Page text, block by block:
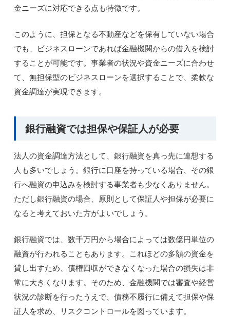
金ニーズに対応できる点も特徴です。
このように、担保となる不動産などを保有していない場合
でも、ビジネスローンであれば金融機関からの借入を検討
することが可能です。事業者の状況や資金ニーズに合わせ
て、無担保型のビジネスローンを選択することで、柔軟な
資金調達が実現できます。
銀行融資では担保や保証人が必要
法人の資金調達方法として、銀行融資を真っ先に連想する
人も多いでしょう。銀行に口座を持っている場合、その銀
行へ融資の申込みを検討する事業者も少なくありません。
ただし銀行融資の場合、原則として保証人や担保が必要に
なると考えておいた方がよいでしょう。
銀行融資では、数千万円から場合によっては数億円単位の
融資が行われることもあります。これほどの多額の資金を
貸し出すため、債権回収ができなくなった場合の損失は非
常に大きくなります。そのため、金融機関では審査や経営
状況の診断を行ったうえで、債務不履行に備えて担保や保
証人を求め、リスクコントロールを図っています。